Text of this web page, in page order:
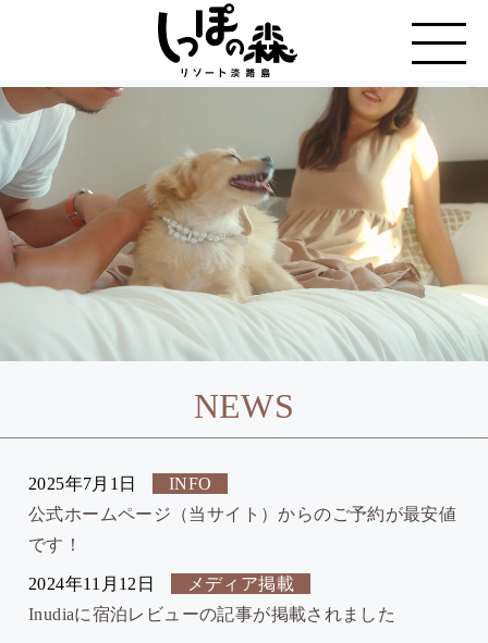
NEWS
2025年7月1日
INFO
公式ホームページ（当サイト）からのご予約が最安値
です！
2024年11月12日
メディア掲載
Inudiaに宿泊レビューの記事が掲載されました